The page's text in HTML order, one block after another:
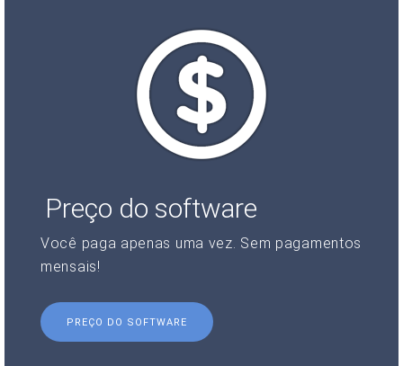
Preço do software
Você paga apenas uma vez. Sem pagamentos
mensais!
PREÇO DO SOFTWARE